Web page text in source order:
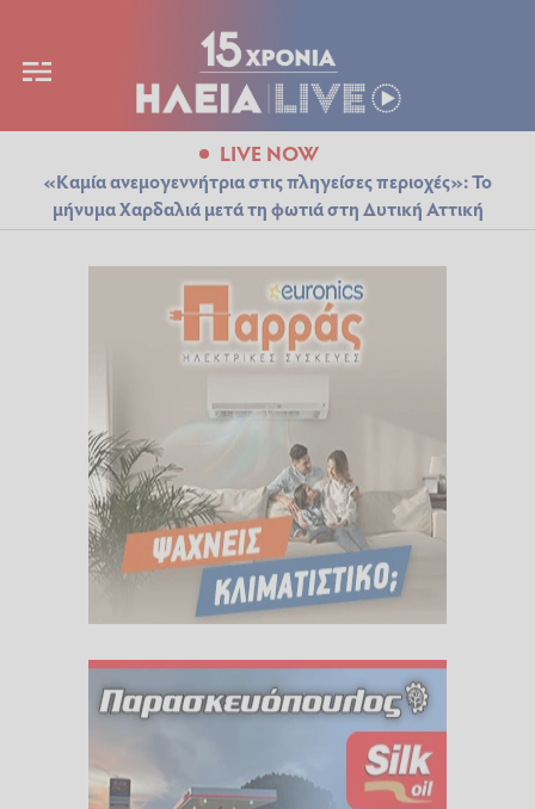
LIVE NOW
«Καμία ανεμογεννήτρια στις πληγείσες περιοχές»: Το
μήνυμα Χαρδαλιά μετά τη φωτιά στη Δυτική Αττική